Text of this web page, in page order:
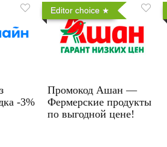
-3%
Editor choice
Промокод Ашан —
Фермерские продукты
по выгодной цене!